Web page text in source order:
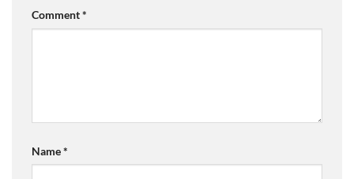
Comment*
Name*